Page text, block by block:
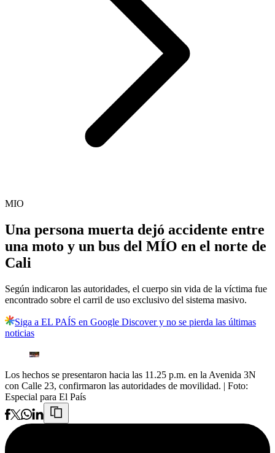
MIO
Una persona muerta dejó accidente entre
una moto y un bus del MÍO en el norte de
Cali
Según indicaron las autoridades, el cuerpo sin vida de la víctima fue
encontrado sobre el carril de uso exclusivo del sistema masivo.
Siga a EL PAÍS en Google Discover y no se pierda las últimas
noticias
Los hechos se presentaron hacia las 11.25 p.m. en la Avenida 3N
con Calle 23, confirmaron las autoridades de movilidad. | Foto:
Especial para El País